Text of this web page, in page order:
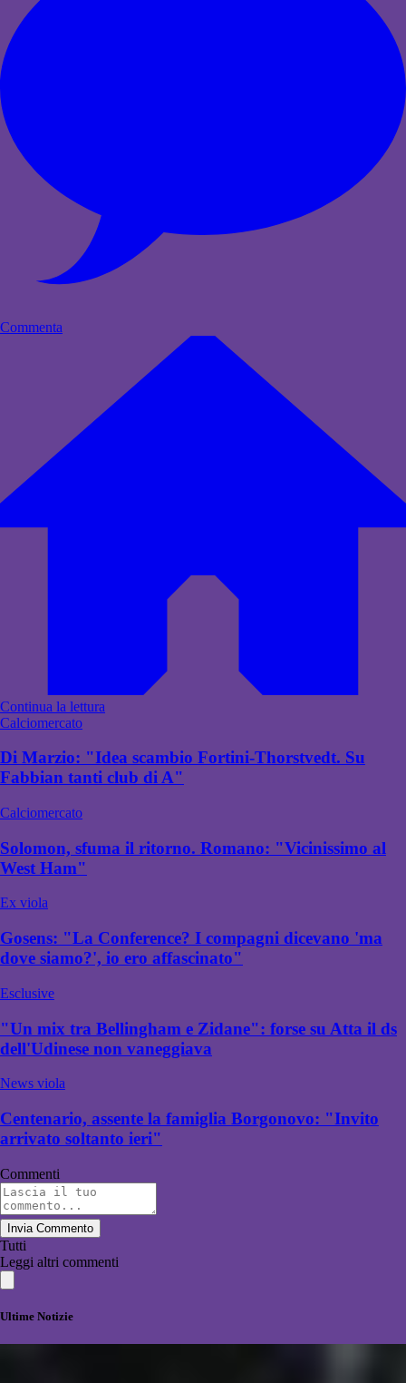
Commenta
Continua la lettura
Calciomercato
Di Marzio: "Idea scambio Fortini-Thorstvedt. Su
Fabbian tanti club di A"
Calciomercato
Solomon, sfuma il ritorno. Romano: "Vicinissimo al
West Ham"
Ex viola
Gosens: "La Conference? I compagni dicevano 'ma
dove siamo?', io ero affascinato"
Esclusive
"Un mix tra Bellingham e Zidane": forse su Atta il ds
dell'Udinese non vaneggiava
News viola
Centenario, assente la famiglia Borgonovo: "Invito
arrivato soltanto ieri"
Commenti
Invia Commento
Tutti
Leggi altri commenti
Ultime Notizie